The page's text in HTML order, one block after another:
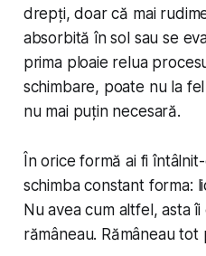
drepți, doar că mai
absorbită în sol sau se
prima ploaie relua
schimbare, poate nu la
nu mai puțin necesară.
În orice formă ai fi
schimba constant forma:
Nu avea cum altfel, asta
rămâneau. Rămâneau tot